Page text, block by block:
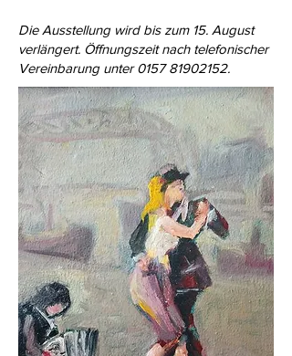
Die Ausstellung wird bis zum 15. August
verlängert. Öffnungszeit nach telefonischer
Vereinbarung unter0157 81902152.